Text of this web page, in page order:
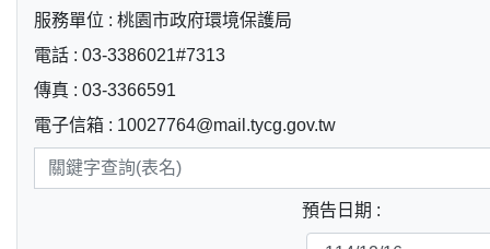
服務單位 : 桃園市政府環境保護局
電話 : 03-3386021#7313
傳真 : 03-3366591
電子信箱 : 10027764@mail.tycg.gov.tw
預告日期 :